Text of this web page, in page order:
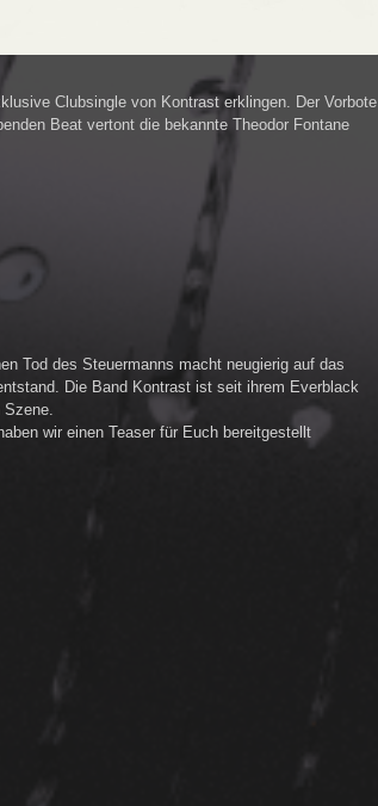
Clubsingle von Kontrast erklingen. Der Vorbote
Beat vertont die bekannte Theodor Fontane
Tod des Steuermanns macht neugierig auf das
Die Band Kontrast ist seit ihrem Everblack
Szene.
wir einen Teaser für Euch bereitgestellt